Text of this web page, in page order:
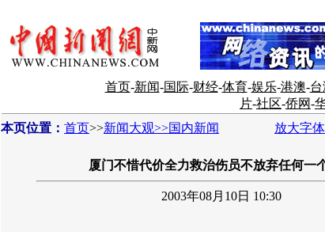
首页-新闻-国际-财经-体育-娱乐-港澳-台
片-社区-侨网-
本页位置： 首页>>新闻大观>>国内新闻 放大字体
厦门不惜代价全力救治伤员不放弃任何一
2003年08月10日 10:30